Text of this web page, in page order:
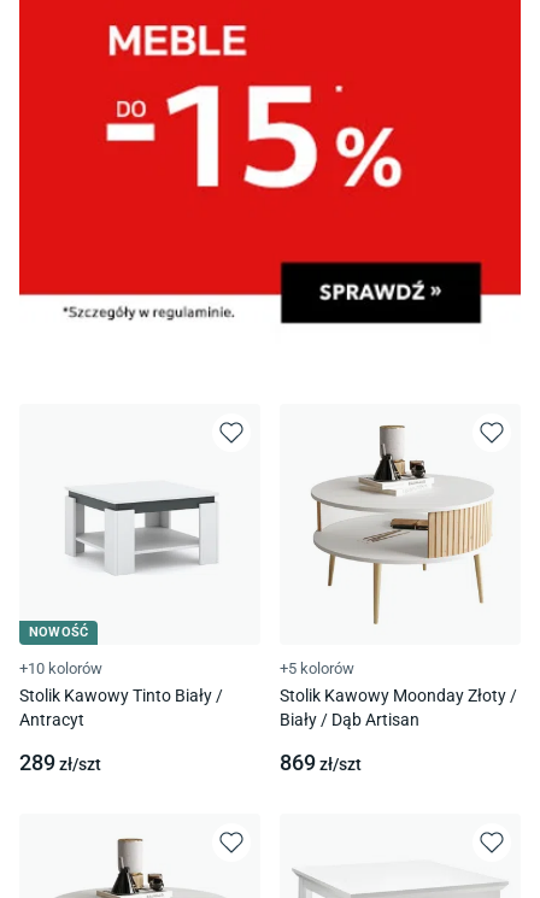
NOWOŚĆ
+10 kolorów
Stolik Kawowy Tinto Biały /
Antracyt
289zł/szt
+5 kolorów
Stolik Kawowy Moonday Złoty /
Biały / Dąb Artisan
869zł/szt